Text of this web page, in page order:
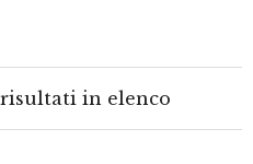
in elenco